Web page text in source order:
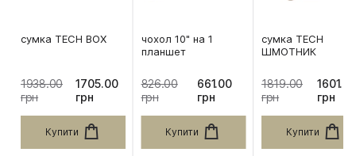
сумка TECH BOX
1938.00
грн
1705.00
грн
Купити
чохол 10" на 1
планшет
826.00
грн
661.00
грн
Купити
сумка TECH
ШМОТНИК
1819.00
грн
1601.00
грн
Купити